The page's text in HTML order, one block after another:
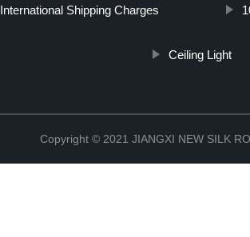
International Shipping Charges
Ceiling Light
Copyright © 2021 JIANGXI NEW SILK